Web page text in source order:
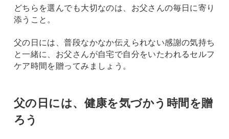
どちらを選んでも大切なのは、お父さんの毎日に寄り
添うこと。
父の日には、普段なかなか伝えられない感謝の気持ち
と一緒に、お父さんが自宅で自分をいたわれるセルフ
ケア時間を贈ってみましょう。
父の日には、健康を気づかう時間を贈
ろう